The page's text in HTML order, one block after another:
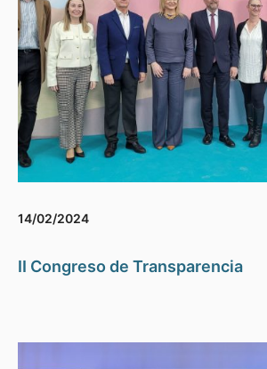
14/02/2024
II Congreso de Transparencia